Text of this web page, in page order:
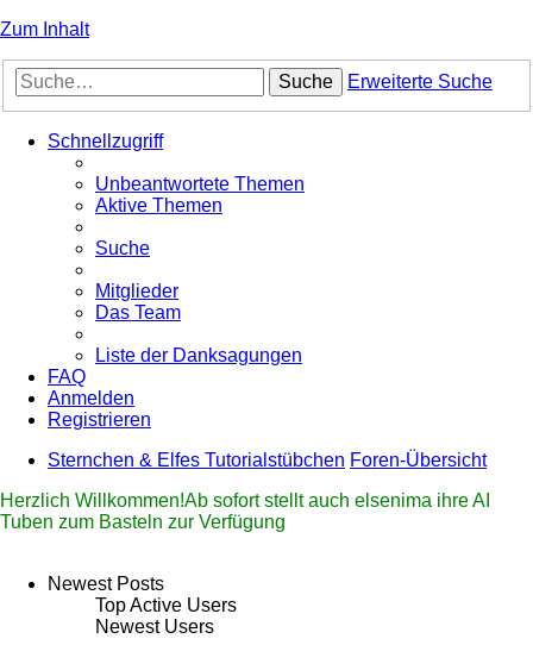
Zum Inhalt
Suche Erweiterte Suche
Schnellzugriff
Unbeantwortete Themen
Aktive Themen
Suche
Mitglieder
Das Team
Liste der Danksagungen
FAQ
Anmelden
Registrieren
Sternchen & Elfes Tutorialstübchen Foren-Übersicht
Herzlich Willkommen!Ab sofort stellt auch elsenima ihre AI
Tuben zum Basteln zur Verfügung
Newest Posts
Top Active Users
Newest Users